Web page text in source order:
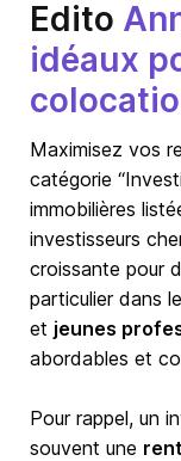
Edito
idéaux
Maximisez vos
catégorie
immobilières
investisseurs
croissante pour
particulier dans
et jeunes
abordables et
Pour rappel, un
souvent une